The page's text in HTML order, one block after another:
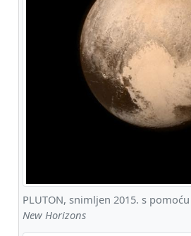
PLUTON, snimljen 2015. s
New Horizons